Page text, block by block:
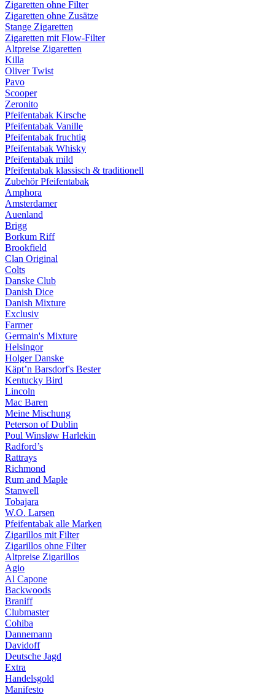
Zigaretten ohne Filter
Zigaretten ohne Zusätze
Stange Zigaretten
Zigaretten mit Flow-Filter
Altpreise Zigaretten
Killa
Oliver Twist
Pavo
Scooper
Zeronito
Pfeifentabak Kirsche
Pfeifentabak Vanille
Pfeifentabak fruchtig
Pfeifentabak Whisky
Pfeifentabak mild
Pfeifentabak klassisch & traditionell
Zubehör Pfeifentabak
Amphora
Amsterdamer
Auenland
Brigg
Borkum Riff
Brookfield
Clan Original
Colts
Danske Club
Danish Dice
Danish Mixture
Exclusiv
Farmer
Germain's Mixture
Helsingor
Holger Danske
Käpt’n Barsdorf's Bester
Kentucky Bird
Lincoln
Mac Baren
Meine Mischung
Peterson of Dublin
Poul Winsløw Harlekin
Radford’s
Rattrays
Richmond
Rum and Maple
Stanwell
Tobajara
W.O. Larsen
Pfeifentabak alle Marken
Zigarillos mit Filter
Zigarillos ohne Filter
Altpreise Zigarillos
Agio
Al Capone
Backwoods
Braniff
Clubmaster
Cohiba
Dannemann
Davidoff
Deutsche Jagd
Extra
Handelsgold
Manifesto